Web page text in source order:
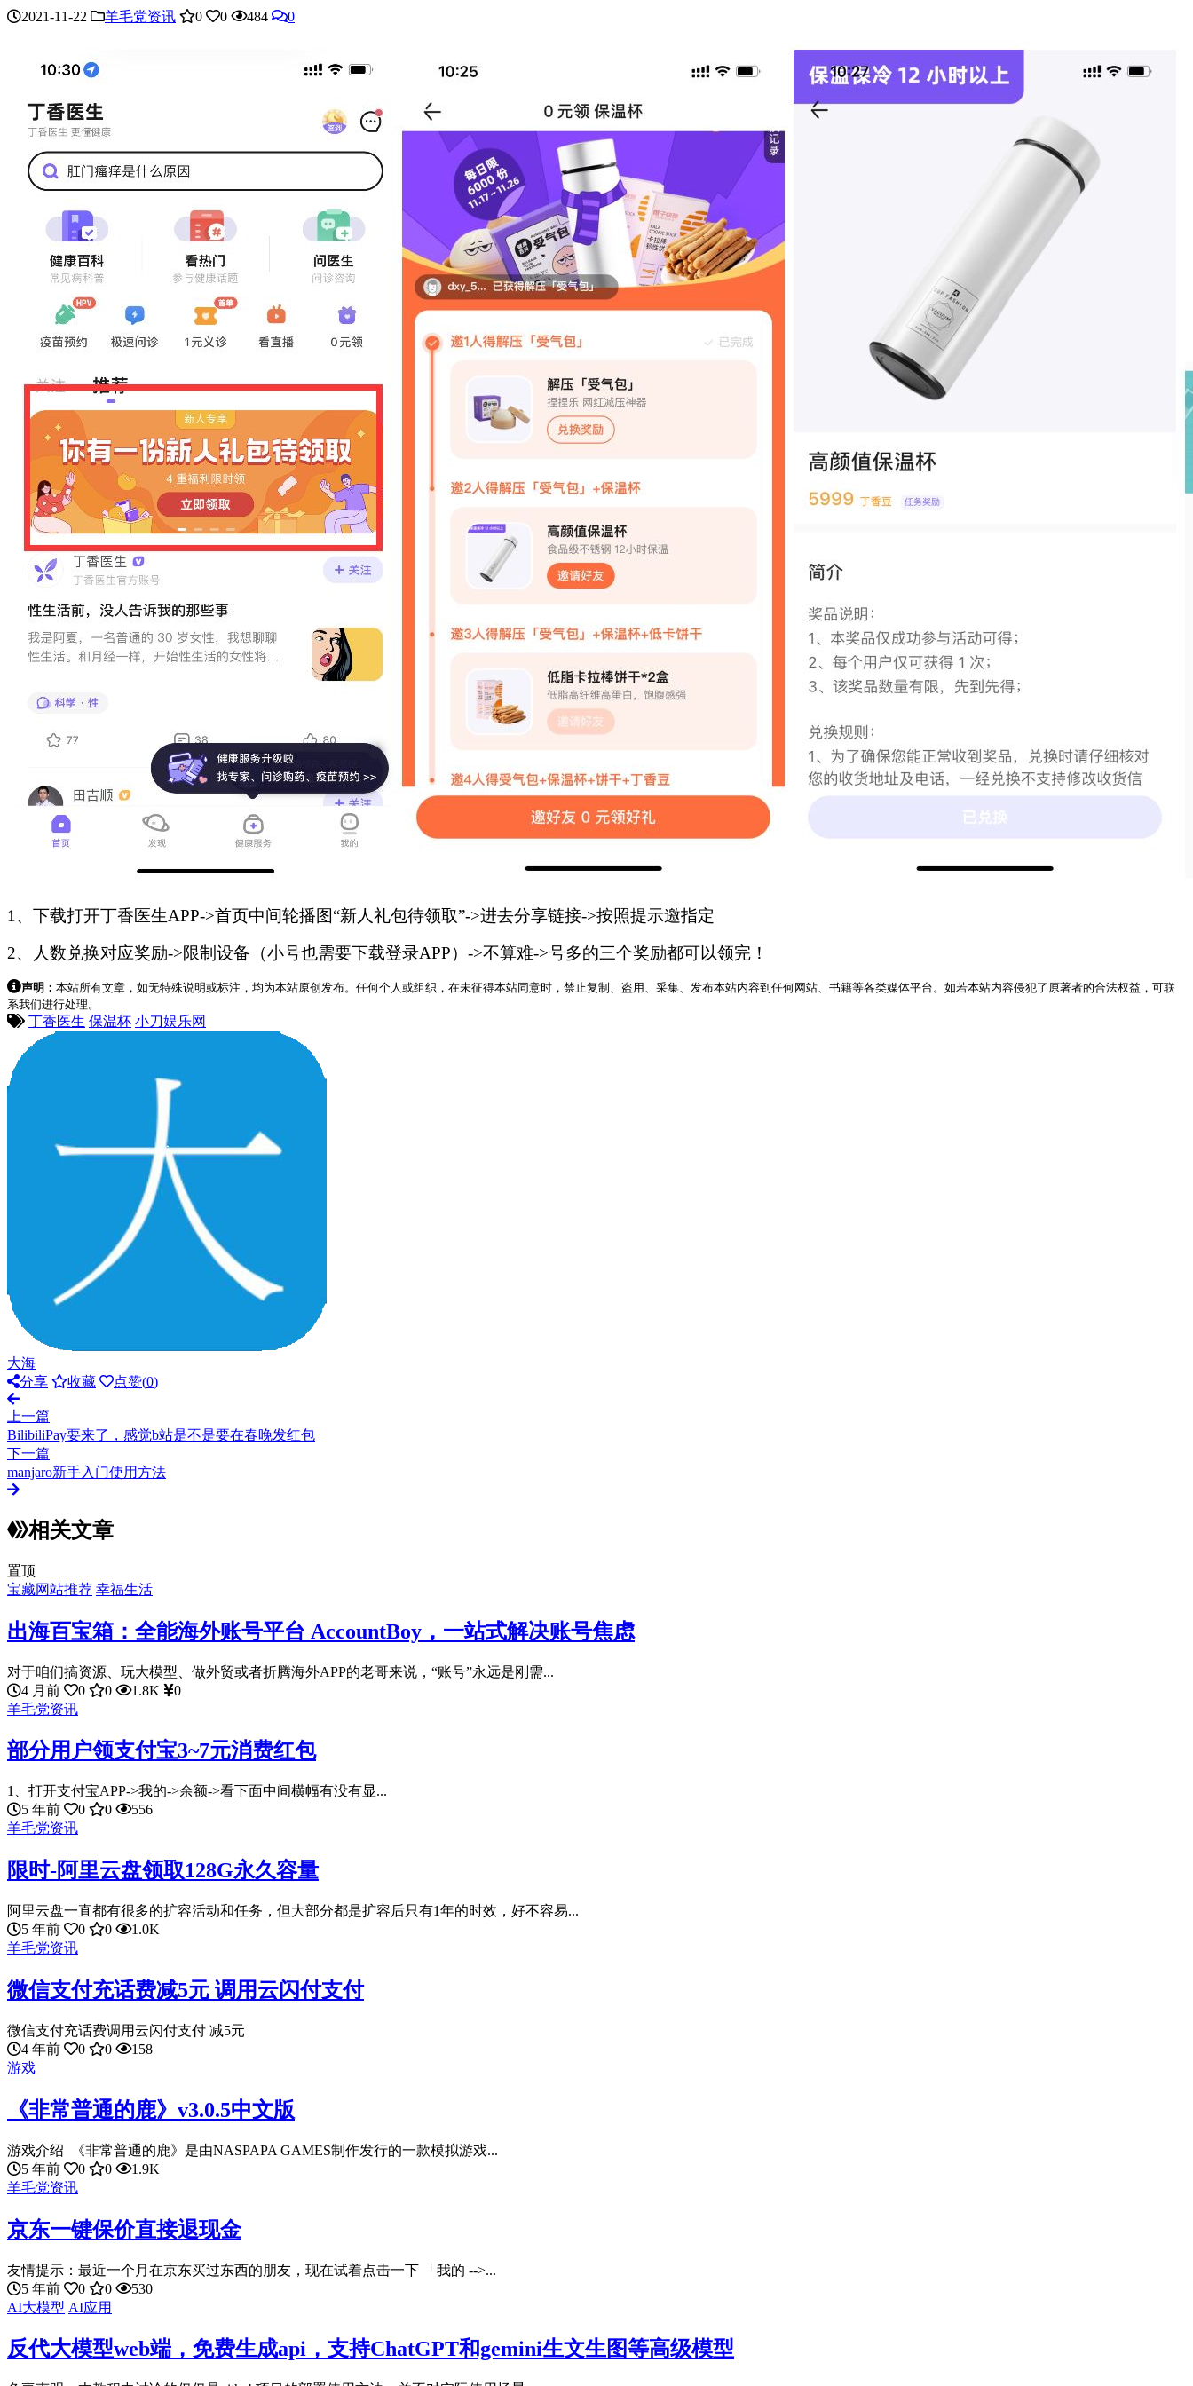
2021-11-22 羊毛党资讯 0 0 484 0
1、下载打开丁香医生APP->首页中间轮播图“新人礼包待领取”->进去分享链接->按照提示邀指定
2、人数兑换对应奖励->限制设备（小号也需要下载登录APP）->不算难->号多的三个奖励都可以领完！
声明： 本站所有文章，如无特殊说明或标注，均为本站原创发布。任何个人或组织，在未征得本站同意时，禁止复制、盗用、采集、发布本站内容到任何网站、书籍等各类媒体平台。如若本站内容侵犯了原著者的合法权益，可联
系我们进行处理。
丁香医生 保温杯 小刀娱乐网
大海
分享
收藏 点赞(0)
上一篇
BilibiliPay要来了，感觉b站是不是要在春晚发红包
下一篇
manjaro新手入门使用方法
相关文章
置顶
宝藏网站推荐 幸福生活
出海百宝箱：全能海外账号平台 AccountBoy，一站式解决账号焦虑
对于咱们搞资源、玩大模型、做外贸或者折腾海外APP的老哥来说，“账号”永远是刚需...
4 月前
0 0 1.8K
0
羊毛党资讯
部分用户领支付宝3~7元消费红包
1、打开支付宝APP->我的->余额->看下面中间横幅有没有显...
5 年前
0 0
556
羊毛党资讯
限时-阿里云盘领取128G永久容量
阿里云盘一直都有很多的扩容活动和任务，但大部分都是扩容后只有1年的时效，好不容易...
5 年前
0 0
1.0K
羊毛党资讯
微信支付充话费减5元 调用云闪付支付
微信支付充话费调用云闪付支付 减5元
4 年前
0 0
158
游戏
《非常普通的鹿》v3.0.5中文版
游戏介绍 《非常普通的鹿》是由NASPAPA GAMES制作发行的一款模拟游戏...
5 年前
0 0
1.9K
羊毛党资讯
京东一键保价直接退现金
友情提示：最近一个月在京东买过东西的朋友，现在试着点击一下 「我的 -->...
5 年前
0 0
530
AI大模型 AI应用
反代大模型web端，免费生成api，支持ChatGPT和gemini生文生图等高级模型